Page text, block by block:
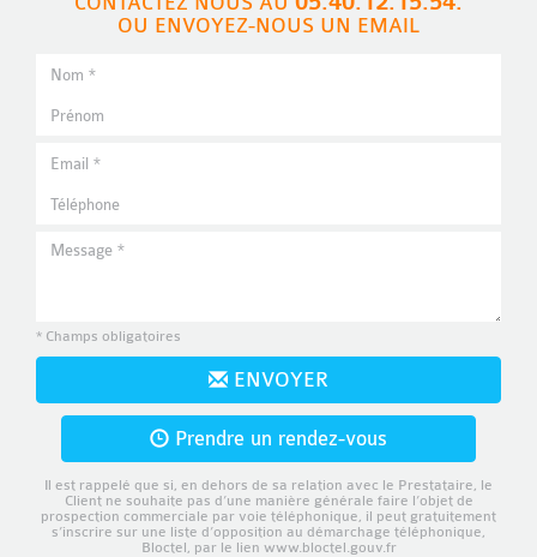
OU ENVOYEZ-NOUS UN EMAIL
* Champs obligatoires
ENVOYER
Prendre un rendez-vous
Il est rappelé que si, en dehors de sa relation avec le Prestataire, le
Client ne souhaite pas d’une manière générale faire l’objet de
prospection commerciale par voie téléphonique, il peut gratuitement
s’inscrire sur une liste d’opposition au démarchage téléphonique,
Bloctel, par le lien www.bloctel.gouv.fr